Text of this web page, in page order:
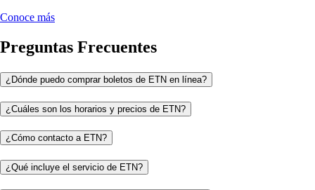
Conoce más
Preguntas Frecuentes
¿Dónde puedo comprar boletos de ETN en línea?
¿Cuáles son los horarios y precios de ETN?
¿Cómo contacto a ETN?
¿Qué incluye el servicio de ETN?